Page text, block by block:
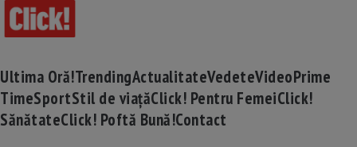
Ultima Oră!TrendingActualitateVedeteVideoPrime
TimeSportStil de viațăClick! Pentru FemeiClick!
SănătateClick! Poftă Bună!Contact